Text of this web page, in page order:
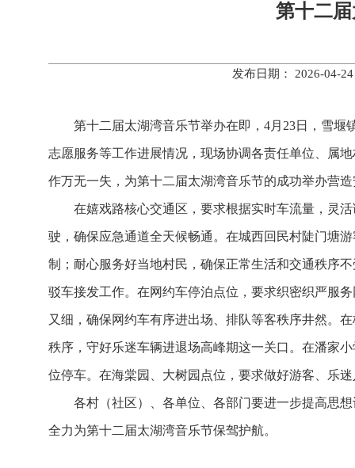
第十二
发布日期： 2026-04-
第十二届太湖湾音乐节举办在即，4月23日，雪
志愿服务等工作进展情况，现场协调各责任单位、属
作万无一失，为第十二届太湖湾音乐节的成功举办营
在嬉戏路核心交通区，要求根据实时车流量，灵
驶，确保应急通道全天候畅通。在城西回民村陡门塘
制；耐心服务好当地村民，确保正常生活和交通秩序
驳车接发工作。在网约车停泊点位，要求织密织严服
又细，确保网约车有序进出场、排队等客秩序井然。
秩序，守好乐迷车辆进退场高峰期这一关口。在潘家
位停车。在海棠园、大树园点位，要求做好游客、乐
各村（社区）、各单位、各部门要进一步提高思
全力为第十二届太湖湾音乐节保驾护航。